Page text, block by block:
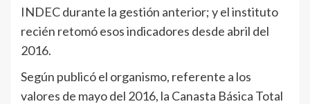
INDEC durante la gestión anterior; y el instituto
recién retomó esos indicadores desde abril del
2016.
Según publicó el organismo, referente a los
valores de mayo del 2016, la Canasta Básica Total